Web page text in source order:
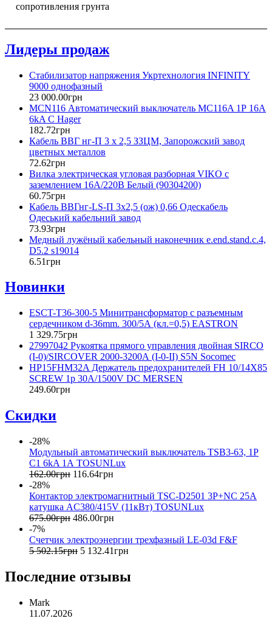
сопротивления грунта
Лидеры продаж
Стабилизатор напряжения Укртехнология INFINITY
9000 однофазный
23 000.00грн
MCN116 Автоматический выключатель MC116A 1Р 16А
6kA C Hager
182.72грн
Кабель ВВГ нг-П 3 х 2,5 ЗЗЦМ, Запорожский завод
цветных металлов
72.62грн
Вилка электрическая угловая разборная VIKO с
заземлением 16А/220В Белый (90304200)
60.75грн
Кабель ВВГнг-LS-П 3х2,5 (ож) 0,66 Одескабель
Одеський кабельний завод
73.93грн
Медный лужёный кабельный наконечник e.end.stand.c.4,
D5.2 s19014
6.51грн
Новинки
ESCT-T36-300-5 Минитрансформатор с разъемным
сердечником d-36mm. 300/5А (кл.=0,5) EASTRON
1 329.75грн
27997042 Рукоятка прямого управления двойная SIRCO
(I-0)/SIRCOVER 2000-3200А (I-0-II) S5N Socomec
HP15FHM32A Держатель предохранителей FH 10/14X85
SCREW 1р 30A/1500V DC MERSEN
249.60грн
Скидки
-28%
Модульный автоматический выключатель TSB3-63, 1P
C1 6kA 1А TOSUNLux
162.00грн 116.64грн
-28%
Контактор электромагнитный TSC-D2501 3P+NC 25А
катушка AC380/415V (11кВт) TOSUNLux
675.00грн 486.00грн
-7%
Счетчик электроэнергии трехфазный LE-03d F&F
5 502.15грн 5 132.41грн
Последние отзывы
Mark
11.07.2026